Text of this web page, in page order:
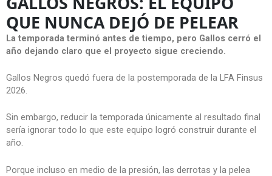
QUE NUNCA DEJÓ DE PELEAR
La temporada terminó antes de tiempo, pero Gallos cerró el
año dejando claro que el proyecto sigue creciendo.
Gallos Negros quedó fuera de la postemporada de la LFA Finsus
2026.
Sin embargo, reducir la temporada únicamente al resultado final
sería ignorar todo lo que este equipo logró construir durante el
año.
Porque incluso en medio de la presión, las derrotas y la pelea